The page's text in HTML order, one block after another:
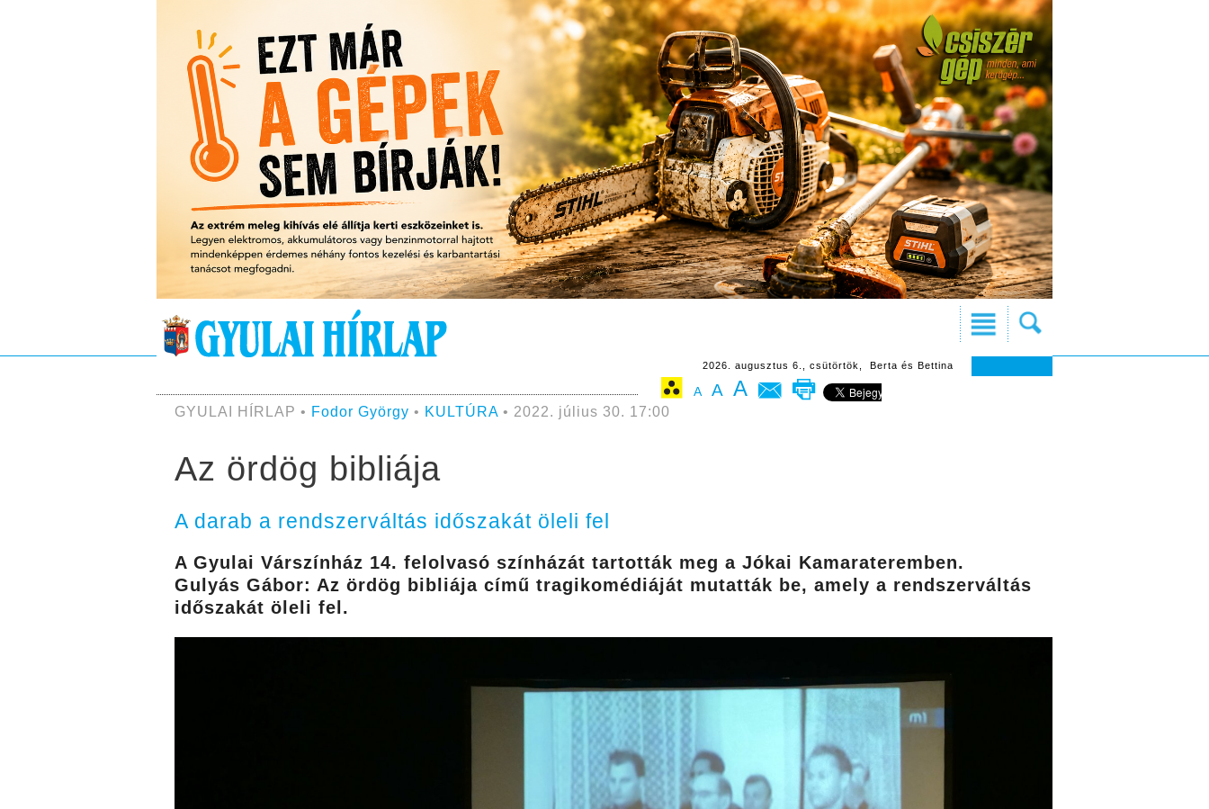
2026. augusztus 6., csütörtök, Berta és Bettina
A A A
GYULAI HÍRLAP • Fodor György • KULTÚRA• 2022. július 30. 17:00
Az ördög bibliája
A darab a rendszerváltás időszakát öleli fel
A Gyulai Várszínház 14. felolvasó színházát tartották meg a Jókai Kamarateremben.
Gulyás Gábor: Az ördög bibliája című tragikomédiáját mutatták be, amely a rendszerváltás
időszakát öleli fel.